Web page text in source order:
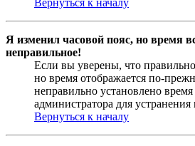
Вернуться к началу
Я изменил часовой пояс, но время
неправильное!
Если вы уверены, что
но время отображается по-
неправильно установлено
администратора для
Вернуться к началу